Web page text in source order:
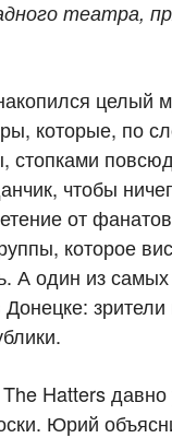
театра,
целый
которые, по
чтобы
от
которое
А один из
Hatters
Юрий